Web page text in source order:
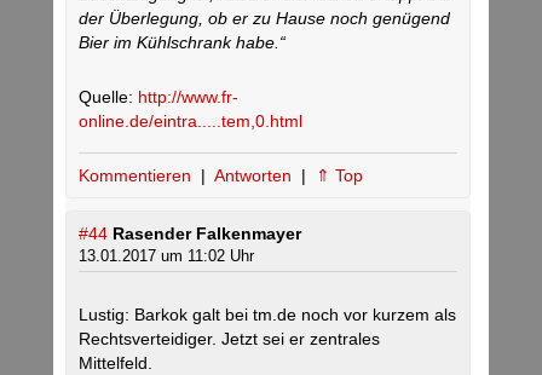
der Überlegung, ob er zu Hause noch genügend
Bier im Kühlschrank habe.“
Quelle: http://www.fr-
online.de/eintra.....tem,0.html
Kommentieren | Antworten | ⇑ Top
#44 Rasender Falkenmayer
13.01.2017 um 11:02 Uhr
Lustig: Barkok galt bei tm.de noch vor kurzem als
Rechtsverteidiger. Jetzt sei er zentrales
Mittelfeld.